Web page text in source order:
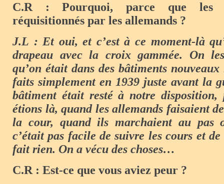
C.R : Pourquoi, parce que les
réquisitionnés par les allemands ?
J.L : Et oui, et c’est à ce moment-là
drapeau avec la croix gammée. On
qu’on était dans des bâtiments
faits simplement en 1939 juste avant la
bâtiment était resté à notre disposition,
étions là, quand les allemands faisaient
la cour, quand ils marchaient au pas
c’était pas facile de suivre les cours et
fait rien. On a vécu des choses…
C.R : Est-ce que vous aviez peur ?